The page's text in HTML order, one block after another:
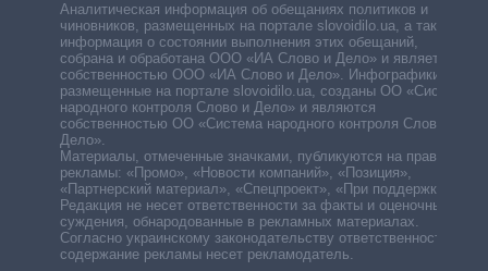
Аналитическая информация об обещаниях политиков и
чиновников, размещенных на портале slovoidilo.ua, а также
информация о состоянии выполнения этих обещаний,
собрана и обработана ООО «ИА Слово и Дело» и является
собственностью ООО «ИА Слово и Дело». Инфографики,
размещенные на портале slovoidilo.ua, созданы ОО «Система
народного контроля Слово и Дело» и являются
собственностью ОО «Система народного контроля Слово и
Дело».
Материалы, отмеченные значками, публикуются на правах
рекламы: «Промо», «Новости компаний», «Позиция»,
«Партнерский материал», «Спецпроект», «При поддержке».
Редакция не несет ответственности за факты и оценочные
суждения, обнародованные в рекламных материалах.
Согласно украинскому законодательству ответственность за
содержание рекламы несет рекламодатель.